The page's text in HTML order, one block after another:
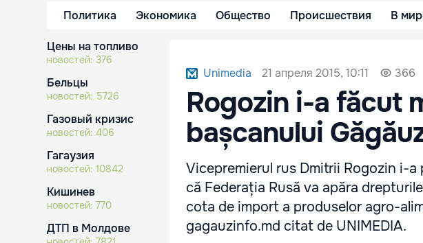
Политика Экономика Общество Происшествия В
Цены на топливо
новостей: 376
Бельцы
новостей: 5726
Газовый кризис
новостей: 406
Гагаузия
новостей: 10842
Кишинев
новостей: 770
ДТП в Молдове
Unimedia 21 апреля 2015, 10:11 366
Rogozin i-a făcut
bașcanului
Vicepremierul rus Dmitrii Rogozin i-a
că Federația Rusă va apăra
cota de import a produselor agro-
gagauzinfo.md citat de UNIMEDIA.